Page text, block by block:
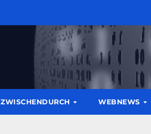
ZWISCHENDURCH WEBNEWS